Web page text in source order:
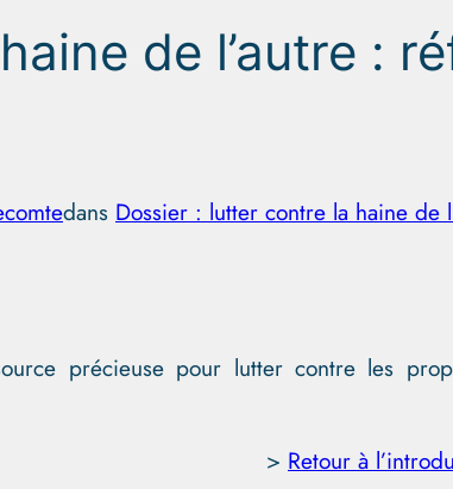
de l’autre :
dans Dossier : lutter contre la haine de
précieuse pour lutter contre les
> Retour à